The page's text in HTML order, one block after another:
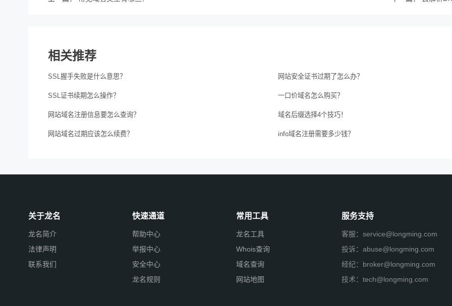
相关推荐
SSL握手失败是什么意思？ 网站安全证书过期了怎么办？
SSL证书续期怎么操作？ 一口价域名怎么购买？
网站域名注册信息要怎么查询？ 域名后缀选择4个技巧！
网站域名过期应该怎么续费？ info域名注册需要多少钱？
关于龙名
龙名简介
法律声明
联系我们
快速通道
帮助中心
举报中心
安全中心
龙名规则
常用工具
龙名工具
Whois查询
域名查询
网站地图
服务支持
客服：service@longming.com
投诉：abuse@longming.com
经纪：broker@longming.com
技术：tech@longming.com